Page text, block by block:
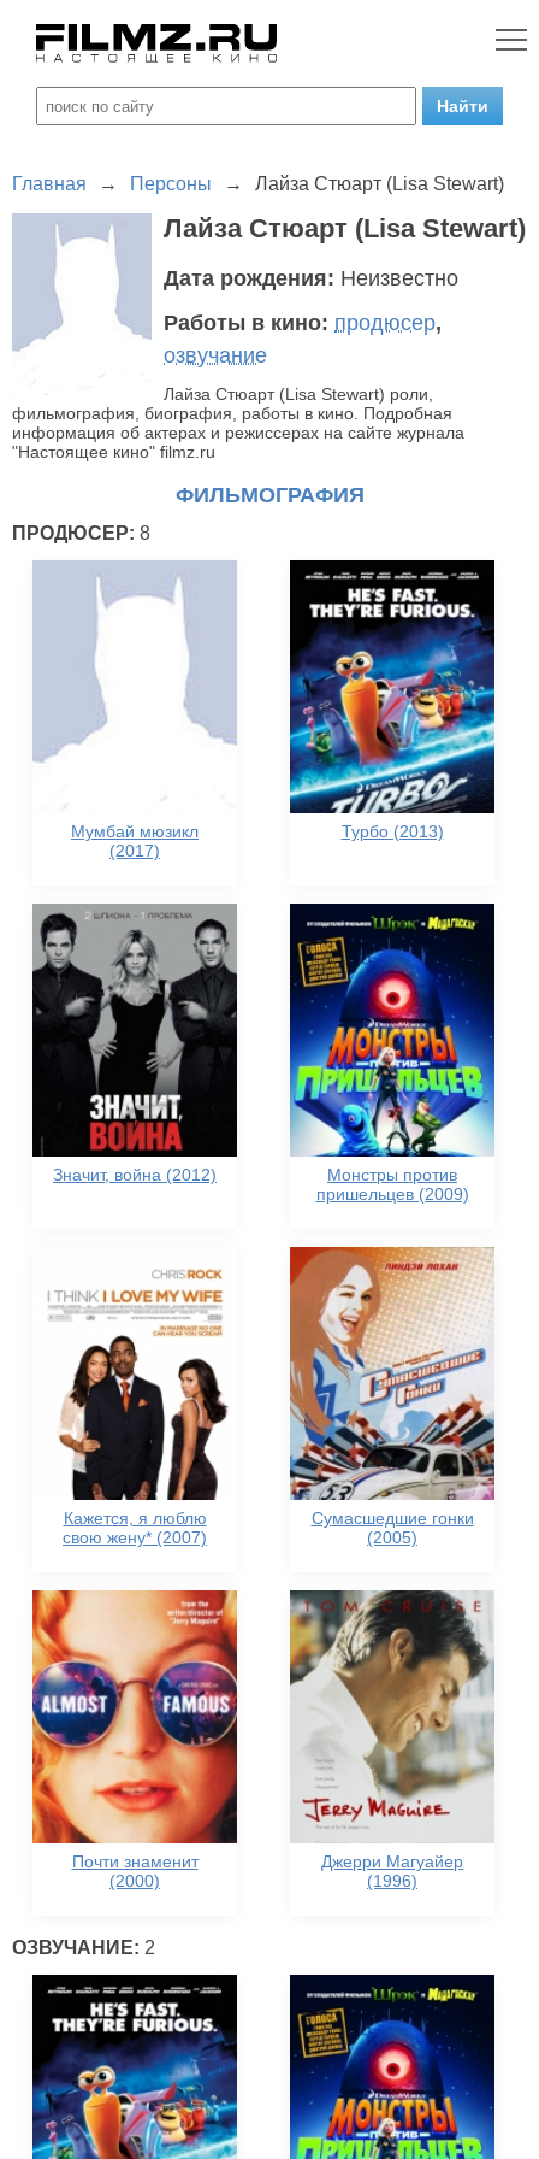
Главная → Персоны → Лайза Стюарт (Lisa Stewart)
Лайза Стюарт (Lisa Stewart)
Дата рождения: Неизвестно
Работы в кино: продюсер,
озвучание
Лайза Стюарт (Lisa Stewart) роли,
фильмография, биография, работы в кино. Подробная
информация об актерах и режиссерах на сайте журнала
"Настоящее кино" filmz.ru
ФИЛЬМОГРАФИЯ
ПРОДЮСЕР: 8
Мумбай мюзикл
(2017)
Турбо (2013)
Значит, война (2012)
Монстры против
пришельцев (2009)
Кажется, я люблю
свою жену* (2007)
Сумасшедшие гонки
(2005)
Почти знаменит
(2000)
Джерри Магуайер
(1996)
ОЗВУЧАНИЕ: 2